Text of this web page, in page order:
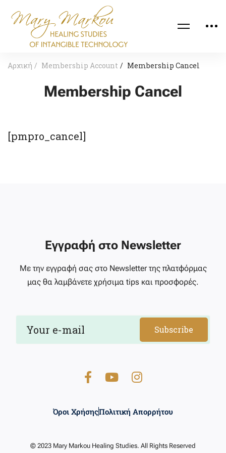
Αρχική Membership Account Membership Cancel
Membership Cancel
[pmpro_cancel]
Εγγραφή στο Newsletter
Με την εγγραφή σας στο Newsletter της πλατφόρμας
μας θα λαμβάνετε χρήσιμα tips και προσφορές.
Subscribe
Όροι ΧρήσηςΠολιτική Απορρήτου
© 2023 Mary Markou Healing Studies. All Rights Reserved